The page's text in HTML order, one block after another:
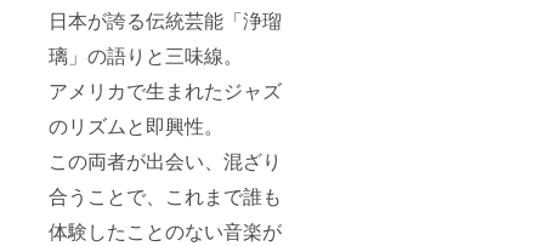
日本が誇る伝統芸能「浄瑠
璃」の語りと三味線。
アメリカで生まれたジャズ
のリズムと即興性。
この両者が出会い、混ざり
合うことで、これまで誰も
体験したことのない音楽が